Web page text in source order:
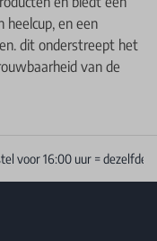
heelcup, en een
dit onderstreept het
van de
voor 16:00 uur = dezelfde